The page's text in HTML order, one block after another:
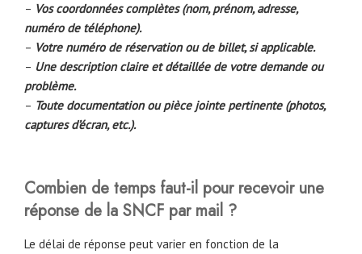
– Vos coordonnées complètes (nom, prénom, adresse,
numéro de téléphone).
– Votre numéro de réservation ou de billet, si applicable.
– Une description claire et détaillée de votre demande ou
problème.
– Toute documentation ou pièce jointe pertinente (photos,
captures d’écran, etc.).
Combien de temps faut-il pour recevoir une
réponse de la SNCF par mail ?
Le délai de réponse peut varier en fonction de la